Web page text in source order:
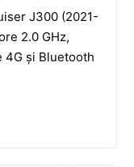
J300 (2021-
2.0 GHz,
4G și Bluetooth